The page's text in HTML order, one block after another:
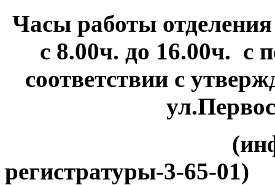
Часы работы
с 8.00ч. до 16.00ч. с
соответствии с
регистратуры-3-65-01)